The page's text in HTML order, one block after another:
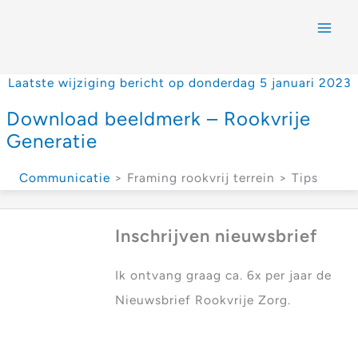
Laatste wijziging bericht op donderdag 5 januari 2023
Download beeldmerk – Rookvrije
Generatie
Communicatie > Framing rookvrij terrein > Tips
Inschrijven nieuwsbrief
Ik ontvang graag ca. 6x per jaar de
Nieuwsbrief Rookvrije Zorg.